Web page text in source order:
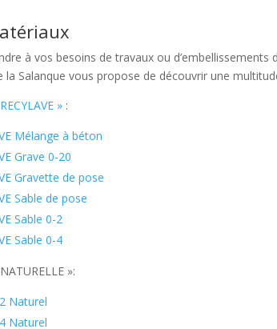
à vos besoins de travaux ou d’embellissements
la Salanque vous propose de découvrir une
» :
Mélange à béton
Grave 0-20
Gravette de pose
Sable de pose
Sable 0-2
Sable 0-4
»:
Naturel
Naturel